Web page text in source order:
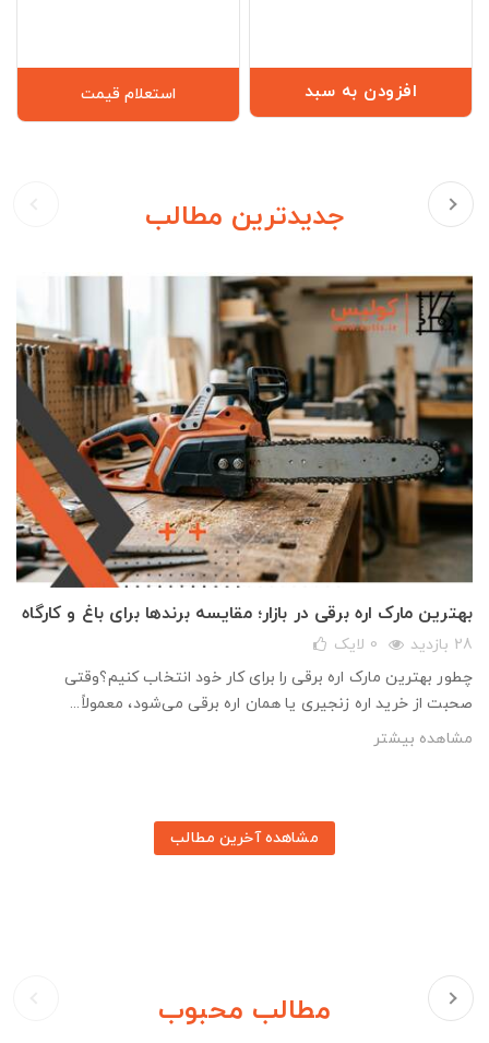
استعلام قیمت افزودن به سبد
جدیدترین مطالب
بهترین مارک اره برقی در بازار؛ مقایسه برندها برای باغ و کارگاه
28 بازدید 0 لایک
چطور بهترین مارک اره برقی را برای کار خود انتخاب کنیم؟وقتی
صحبت از خرید اره زنجیری یا همان اره برقی می‌شود، معمولاً...
مشاهده بیشتر
مشاهده آخرین مطالب
مطالب محبوب